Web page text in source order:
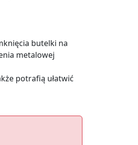
butelki na
metalowej
potrafią ułatwić